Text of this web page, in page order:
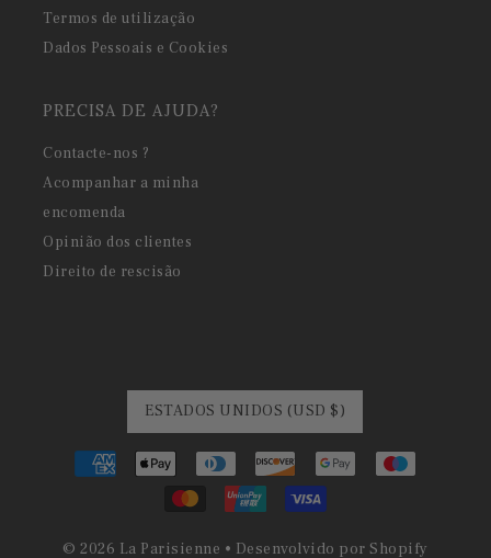
Termos de utilização
Dados Pessoais e Cookies
PRECISA DE AJUDA?
Contacte-nos ?
Acompanhar a minha
encomenda
Opinião dos clientes
Direito de rescisão
ESTADOS UNIDOS (USD $)
© 2026 La Parisienne • Desenvolvido por Shopify